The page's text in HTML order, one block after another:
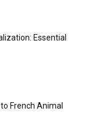
Essential
French Animal